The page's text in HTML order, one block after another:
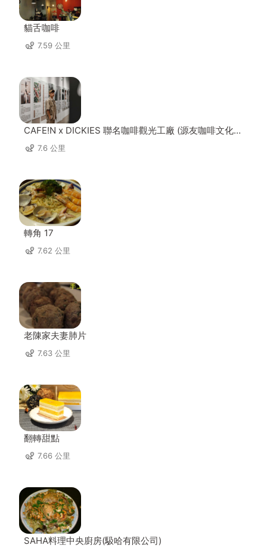
貓舌咖啡
7.59 公里
CAFE!N x DICKIES 聯名咖啡觀光工廠 (源友咖啡文化園
區) 7.6 公里
轉角 17
7.62 公里
老陳家夫妻肺片
7.63 公里
翻轉甜點
7.66 公里
SAHA料理中央廚房(馺哈有限公司)